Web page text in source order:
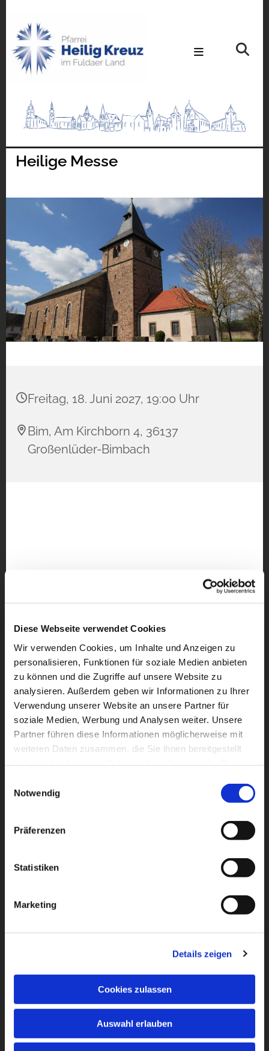
Diese Webseite verwendet Cookies
Wir verwenden Cookies, um Inhalte und Anzeigen zu
personalisieren, Funktionen für soziale Medien anbieten
zu können und die Zugriffe auf unsere Website zu
analysieren. Außerdem geben wir Informationen zu Ihrer
Verwendung unserer Website an unsere Partner für
soziale Medien, Werbung und Analysen weiter. Unsere
Partner führen diese Informationen möglicherweise mit
weiteren Daten zusammen, die Sie ihnen bereitgestellt
Notwendig
Präferenzen
Statistiken
Marketing
Details zeigen
Cookies zulassen
Auswahl erlauben
Heilige Messe
Freitag, 18. Juni 2027, 19:00 Uhr
Bim, Am Kirchborn 4, 36137
Großenlüder-Bimbach
Dies könnte Sie auch
interessieren